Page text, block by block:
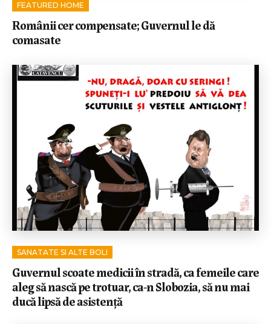
FEATURED HOME
Românii cer compensate; Guvernul le dă
comasate
SANATATE SI ALTE BOLI
Guvernul scoate medicii în stradă, ca femeile care
aleg să nască pe trotuar, ca-n Slobozia, să nu mai
ducă lipsă de asistență